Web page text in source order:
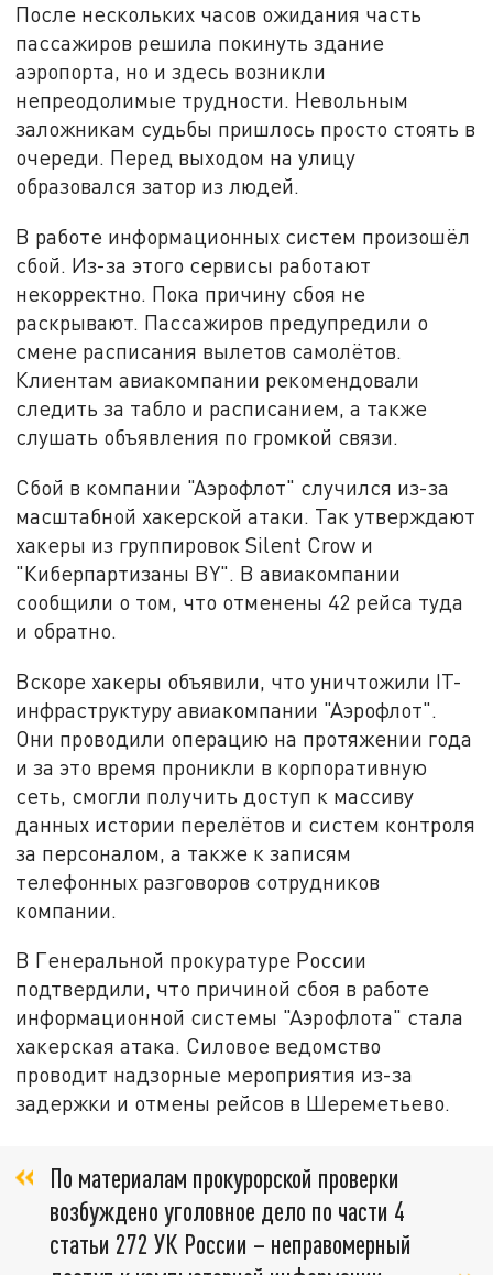
После нескольких часов ожидания часть
пассажиров решила покинуть здание
аэропорта, но и здесь возникли
непреодолимые трудности. Невольным
заложникам судьбы пришлось просто стоять в
очереди. Перед выходом на улицу
образовался затор из людей.
В работе информационных систем произошёл
сбой. Из-за этого сервисы работают
некорректно. Пока причину сбоя не
раскрывают. Пассажиров предупредили о
смене расписания вылетов самолётов.
Клиентам авиакомпании рекомендовали
следить за табло и расписанием, а также
слушать объявления по громкой связи.
Сбой в компании "Аэрофлот" случился из-за
масштабной хакерской атаки. Так утверждают
хакеры из группировок Silent Crow и
"Киберпартизаны BY". В авиакомпании
сообщили о том, что отменены 42 рейса туда
и обратно.
Вскоре хакеры объявили, что уничтожили IT-
инфраструктуру авиакомпании "Аэрофлот".
Они проводили операцию на протяжении года
и за это время проникли в корпоративную
сеть, смогли получить доступ к массиву
данных истории перелётов и систем контроля
за персоналом, а также к записям
телефонных разговоров сотрудников
компании.
В Генеральной прокуратуре России
подтвердили, что причиной сбоя в работе
информационной системы "Аэрофлота" стала
хакерская атака. Силовое ведомство
проводит надзорные мероприятия из-за
задержки и отмены рейсов в Шереметьево.
По материалам прокурорской проверки
возбуждено уголовное дело по части 4
статьи 272 УК России – неправомерный